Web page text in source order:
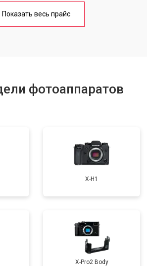
Показать весь прайс
фотоаппаратов
X-H1
X-Pro2 Body